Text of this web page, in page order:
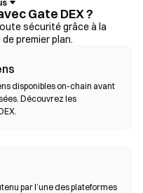
garde. Les
de conserver vos
prennent aussi
d’acheter des UBE par
Sauvegardez
les adresses de contrat
Les DEX utilisent
Gate DEX ?
sécurité grâce à la
premier plan.
disponibles on-chain avant
Découvrez les
par l’une des plateformes